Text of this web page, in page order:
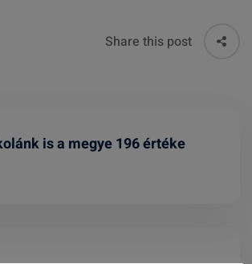
Share this post
is a megye 196 értéke